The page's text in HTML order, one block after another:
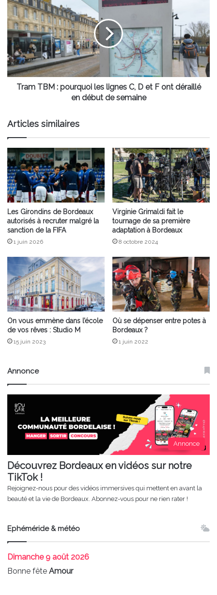
TBM
pourquoi
les
lignes
C,
D
et
début
de
semaine
Tram TBM : pourquoi les lignes C, D et F ont déraillé
en début de semaine
Articles similaires
Les Girondins de Bordeaux
autorisés à recruter malgré la
sanction de la FIFA
1 juin 2026
Virginie Grimaldi fait le
tournage de sa première
adaptation à Bordeaux
8 octobre 2024
On vous emmène dans l’école
de vos rêves : Studio M
15 juin 2023
Où se dépenser entre potes à
Bordeaux ?
1 juin 2022
Annonce
Annonce
Découvrez Bordeaux en vidéos sur notre
TikTok !
Rejoignez-nous pour des vidéos immersives qui mettent en avant la
beauté et la vie de Bordeaux. Abonnez-vous pour ne rien rater !
Ephéméride & météo
Dimanche9 août 2026
Bonne fête Amour